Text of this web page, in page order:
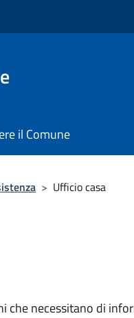
il Comune
> Ufficio casa
che necessitano di